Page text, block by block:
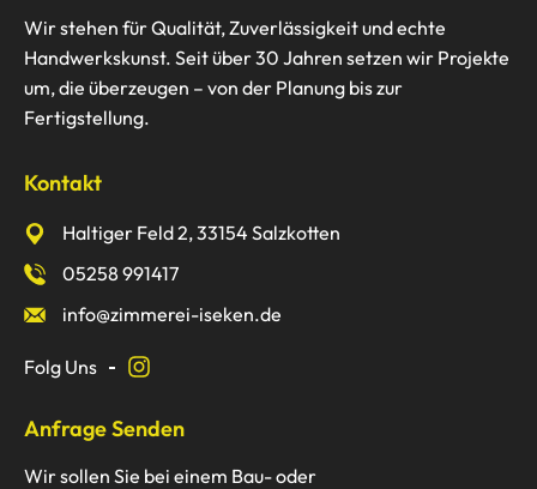
Wir stehen für Qualität, Zuverlässigkeit und echte
Handwerkskunst. Seit über 30 Jahren setzen wir Projekte
um, die überzeugen – von der Planung bis zur
Fertigstellung.
Kontakt
Haltiger Feld 2, 33154 Salzkotten
05258 991417
info@zimmerei-iseken.de
Folg Uns
Anfrage Senden
Wir sollen Sie bei einem Bau- oder